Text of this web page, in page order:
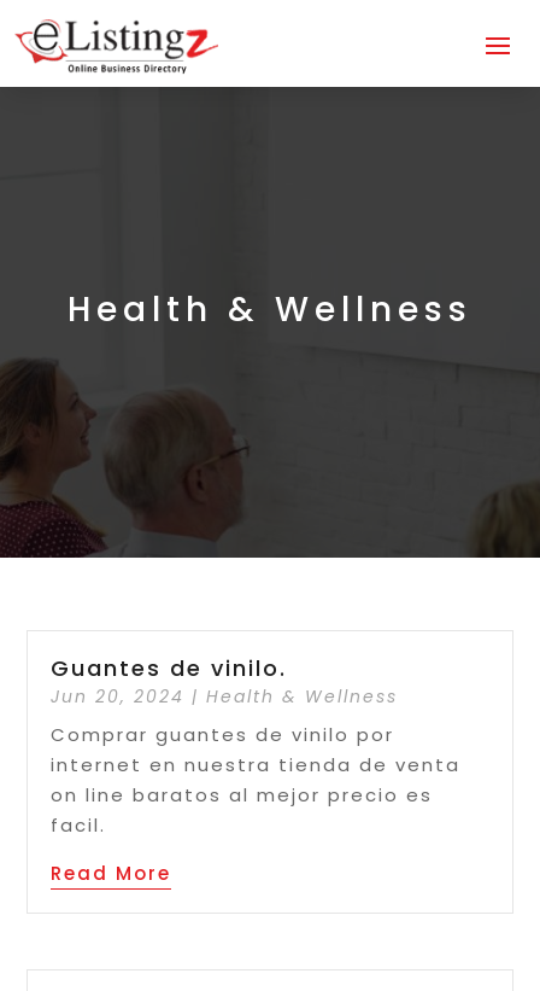
Health & Wellness
Guantes de vinilo.
Jun 20, 2024 |Health & Wellness
Comprar guantes de vinilo por
internet en nuestra tienda de venta
on line baratos al mejor precio es
facil.
Read More